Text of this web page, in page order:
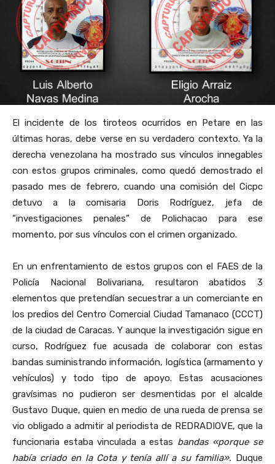
El incidente de los tiroteos ocurridos en Petare en las
últimas horas, debe verse en su verdadero contexto. Ya la
derecha venezolana ha mostrado sus vínculos innegables
con estos grupos criminales, como quedó demostrado el
pasado mes de febrero, cuando una comisión del Cicpc
detuvo a la comisaria Doris Rodríguez, jefa de
“investigaciones penales” de Polichacao para ese
momento, por sus vínculos con el crimen organizado.
En un enfrentamiento de estos grupos con el FAES de la
Policía Nacional Bolivariana, resultaron abatidos 3
elementos que pretendían secuestrar a un comerciante en
los predios del Centro Comercial Ciudad Tamanaco (CCCT)
de la ciudad de Caracas. Y aunque la investigación sigue en
curso, Rodríguez fue acusada de colaborar con estas
bandas suministrando información, logística (armamento y
vehículos) y todo tipo de apoyo. Estas acusaciones
gravísimas no pudieron ser desmentidas por el alcalde
Gustavo Duque, quien en medio de una rueda de prensa se
vio obligado a admitir al periodista de REDRADIOVE, que la
funcionaria estaba vinculada a estas bandas «porque se
había criado en la Cota y tenía allí a su familia». Duque